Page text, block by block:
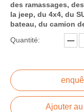
des ramassages,
la jeep, du 4x4, du
bateau, du camion
Quantité:
Ajouter